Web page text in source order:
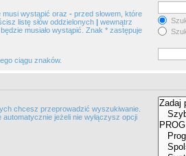
musi wystąpić oraz - przed słowem, które
listę słów oddzielonych | wewnątrz
musiało wystąpić. Znak * zastępuje
ciągu znaków.
chcesz przeprowadzić wyszukiwanie.
jeżeli nie wyłączysz opcji